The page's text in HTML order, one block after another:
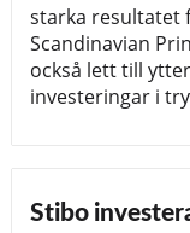
starka resultatet
Scandinavian
också lett till
investeringar i
Stibo